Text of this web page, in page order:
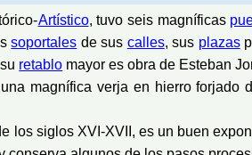
Artístico, tuvo seis magníficas
soportales de sus calles, sus plazas
retablo mayor es obra de Esteban
magnífica verja en hierro
los siglos XVI-XVII, es un buen